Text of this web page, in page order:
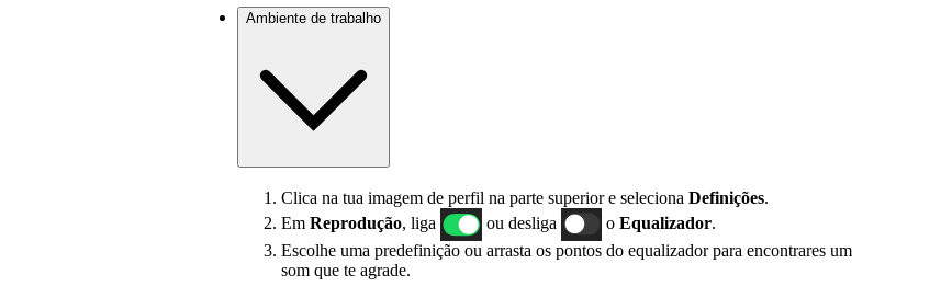
Ambiente de trabalho
Clica na tua imagem de perfil na parte superior e seleciona Definições.
Em Reprodução, liga ou desliga o Equalizador.
Escolhe uma predefinição ou arrasta os pontos do equalizador para encontrares um
som que te agrade.